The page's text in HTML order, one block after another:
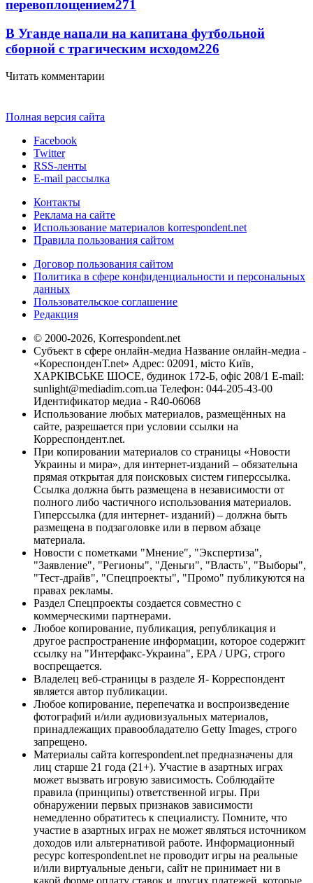
перевоплощением271
В Уганде напали на капитана футбольной
сборной с трагическим исходом226
Читать комментарии
Полная версия сайта
Facebook
Twitter
RSS-ленты
E-mail рассылка
Контакты
Реклама на сайте
Использование материалов korrespondent.net
Правила пользования сайтом
Договор пользования сайтом
Политика в сфере конфиденциальности и персональных
данных
Пользовательское соглашение
Редакция
© 2000-2026, Korrespondent.net
Субъект в сфере онлайн-медиа Название онлайн-медиа -
«КореспонденТ.net» Адрес: 02091, місто Київ,
ХАРКІВСЬКЕ ШОСЕ, будинок 172-Б, офіс 208/1 E-mail:
sunlight@mediadim.com.ua Телефон: 044-205-43-00
Идентификатор медиа - R40-06068
Использование любых материалов, размещённых на
сайте, разрешается при условии ссылки на
Корреспондент.net.
При копировании материалов со страницы «Новости
Украины и мира», для интернет-изданий – обязательна
прямая открытая для поисковых систем гиперссылка.
Ссылка должна быть размещена в независимости от
полного либо частичного использования материалов.
Гиперссылка (для интернет- изданий) – должна быть
размещена в подзаголовке или в первом абзаце
материала.
Новости с пометками "Мнение", "Экспертиза",
"Заявление", "Регионы", "Деньги", "Власть", "Выборы",
"Тест-драйв", "Спецпроекты", "Промо" публикуются на
правах рекламы.
Раздел Спецпроекты создается совместно с
коммерческими партнерами.
Любое копирование, публикация, републикация и
другое распространение информации, которое содержит
ссылку на "Интерфакс-Украина", EPA / UPG, строго
воспрещается.
Владелец веб-страницы в разделе Я- Корреспондент
является автор публикации.
Любое копирование, перепечатка и воспроизведение
фотографий и/или аудиовизуальных материалов,
принадлежащих правообладателю Getty Images, строго
запрещено.
Материалы сайта korrespondent.net предназначены для
лиц старше 21 года (21+). Участие в азартных играх
может вызвать игровую зависимость. Соблюдайте
правила (принципы) ответственной игры. При
обнаружении первых признаков зависимости
немедленно обратитесь к специалисту. Помните, что
участие в азартных играх не может являться источником
доходов или альтернативой работе. Информационный
ресурс korrespondent.net не проводит игры на реальные
и/или виртуальные деньги, сайт не принимает ни в
какой форме оплату ставок и других платежей, которые